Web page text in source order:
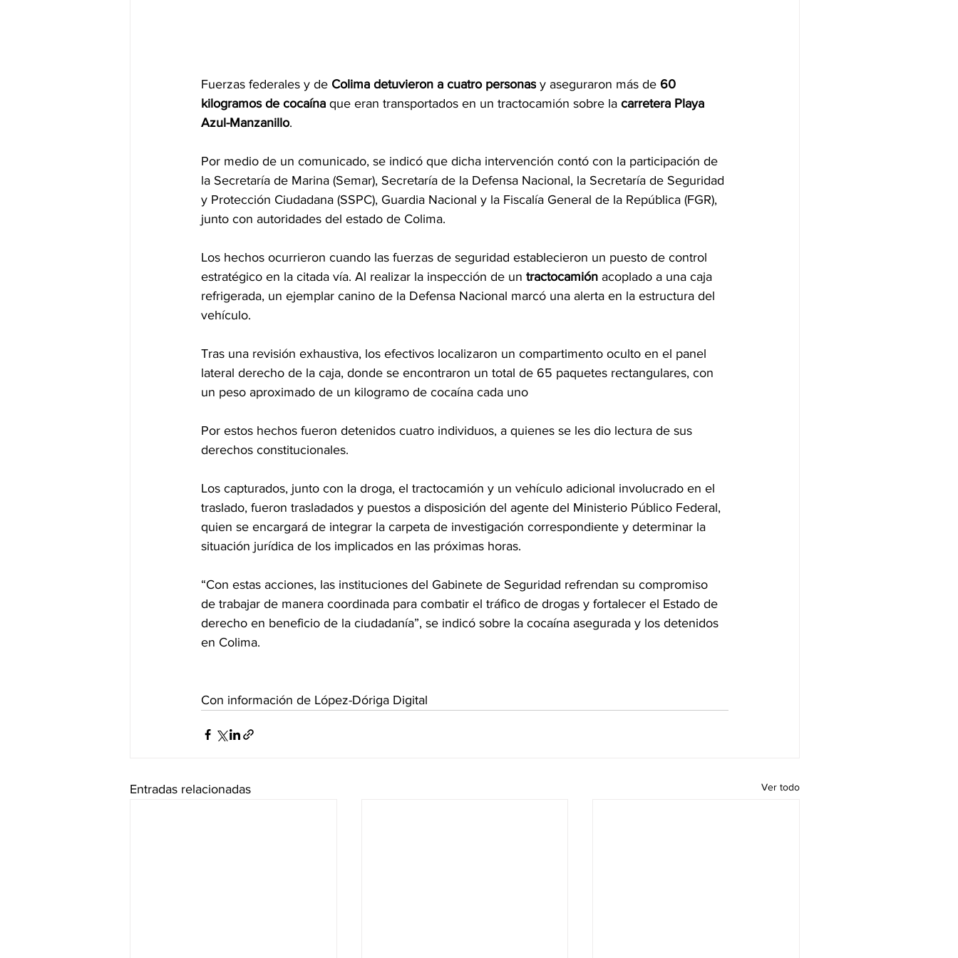
Fuerzas federales y de Colima detuvieron a cuatro personas y aseguraron más de 60
kilogramos de cocaína que eran transportados en un tractocamión sobre la carretera Playa
Azul-Manzanillo.
Por medio de un comunicado, se indicó que dicha intervención contó con la participación de
la Secretaría de Marina (Semar), Secretaría de la Defensa Nacional, la Secretaría de Seguridad
y Protección Ciudadana (SSPC), Guardia Nacional y la Fiscalía General de la República (FGR),
junto con autoridades del estado de Colima.
Los hechos ocurrieron cuando las fuerzas de seguridad establecieron un puesto de control
estratégico en la citada vía. Al realizar la inspección de un tractocamión acoplado a una caja
refrigerada, un ejemplar canino de la Defensa Nacional marcó una alerta en la estructura del
vehículo.
Tras una revisión exhaustiva, los efectivos localizaron un compartimento oculto en el panel
lateral derecho de la caja, donde se encontraron un total de 65 paquetes rectangulares, con
un peso aproximado de un kilogramo de cocaína cada uno
Por estos hechos fueron detenidos cuatro individuos, a quienes se les dio lectura de sus
derechos constitucionales.
Los capturados, junto con la droga, el tractocamión y un vehículo adicional involucrado en el
traslado, fueron trasladados y puestos a disposición del agente del Ministerio Público Federal,
quien se encargará de integrar la carpeta de investigación correspondiente y determinar la
situación jurídica de los implicados en las próximas horas.
“Con estas acciones, las instituciones del Gabinete de Seguridad refrendan su compromiso
de trabajar de manera coordinada para combatir el tráfico de drogas y fortalecer el Estado de
derecho en beneficio de la ciudadanía”, se indicó sobre la cocaína asegurada y los detenidos
en Colima.
Con información de López-Dóriga Digital
Entradas relacionadas Ver todo